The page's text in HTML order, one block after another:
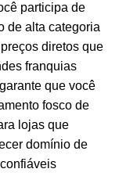
participa de
de alta categoria
diretos que
franquias
que você
fosco de
lojas que
domínio de